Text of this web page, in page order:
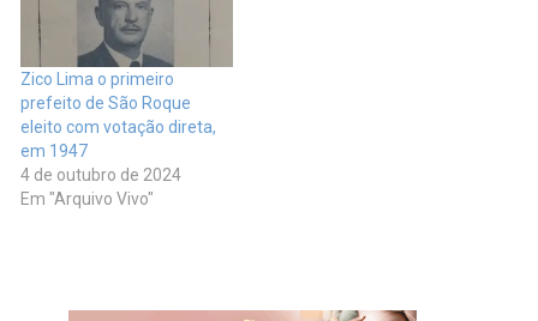
Zico Lima o primeiro
prefeito de São Roque
eleito com votação direta,
em 1947
4 de outubro de 2024
Em "Arquivo Vivo"